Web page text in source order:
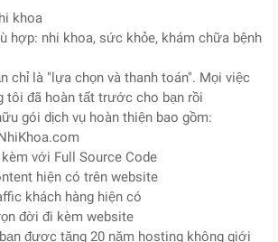
khoa
hợp: nhi khoa, sức khỏe, khám chữa bệnh
chỉ là "lựa chọn và thanh toán". Mọi việc
tôi đã hoàn tất trước cho bạn rồi
gói dịch vụ hoàn thiện bao gồm:
với Full Source Code
hiện có trên website
khách hàng hiện có
đời đi kèm website
được tặng 20 năm hosting không giới